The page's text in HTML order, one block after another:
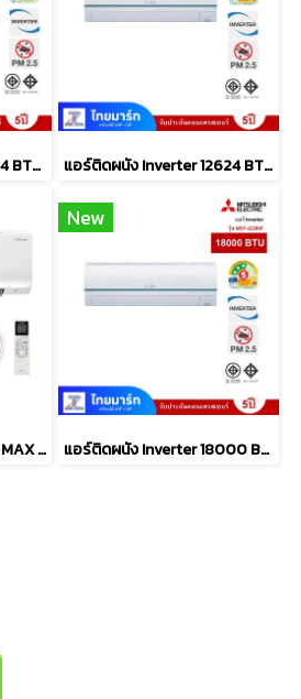
แอร์ติดผนัง Inverter 9554 BTU MITSUBISHI ELECTRIC รุ่น MSY-GY09VF แอร์ติดผนัง Inverter 12624 BTU MITSUBISHI ELECTRIC
DAIKIN เครื่องปรับอากาศ MAX INVERTER SABAI SERIES FTKB-ZV2S มีให้เลือก 5 ขนาด [9,000-24,000 BTU]
New
แอร์ติดผนัง Inverter 18000 BTU MITSUBISHI ELECTRIC รุ่น MSY-JZ18VF